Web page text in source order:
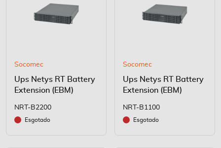
Socomec
Ups Netys RT Battery
Extension (EBM)
NRT-B2200
Esgotado
Socomec
Ups Netys RT Battery
Extension (EBM)
NRT-B1100
Esgotado